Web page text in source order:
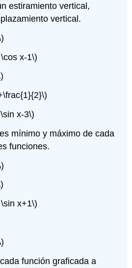
estiramiento vertical,
vertical.
x-1\)
x-3\)
mínimo y máximo de cada
funciones.
x+1\)
función graficada a